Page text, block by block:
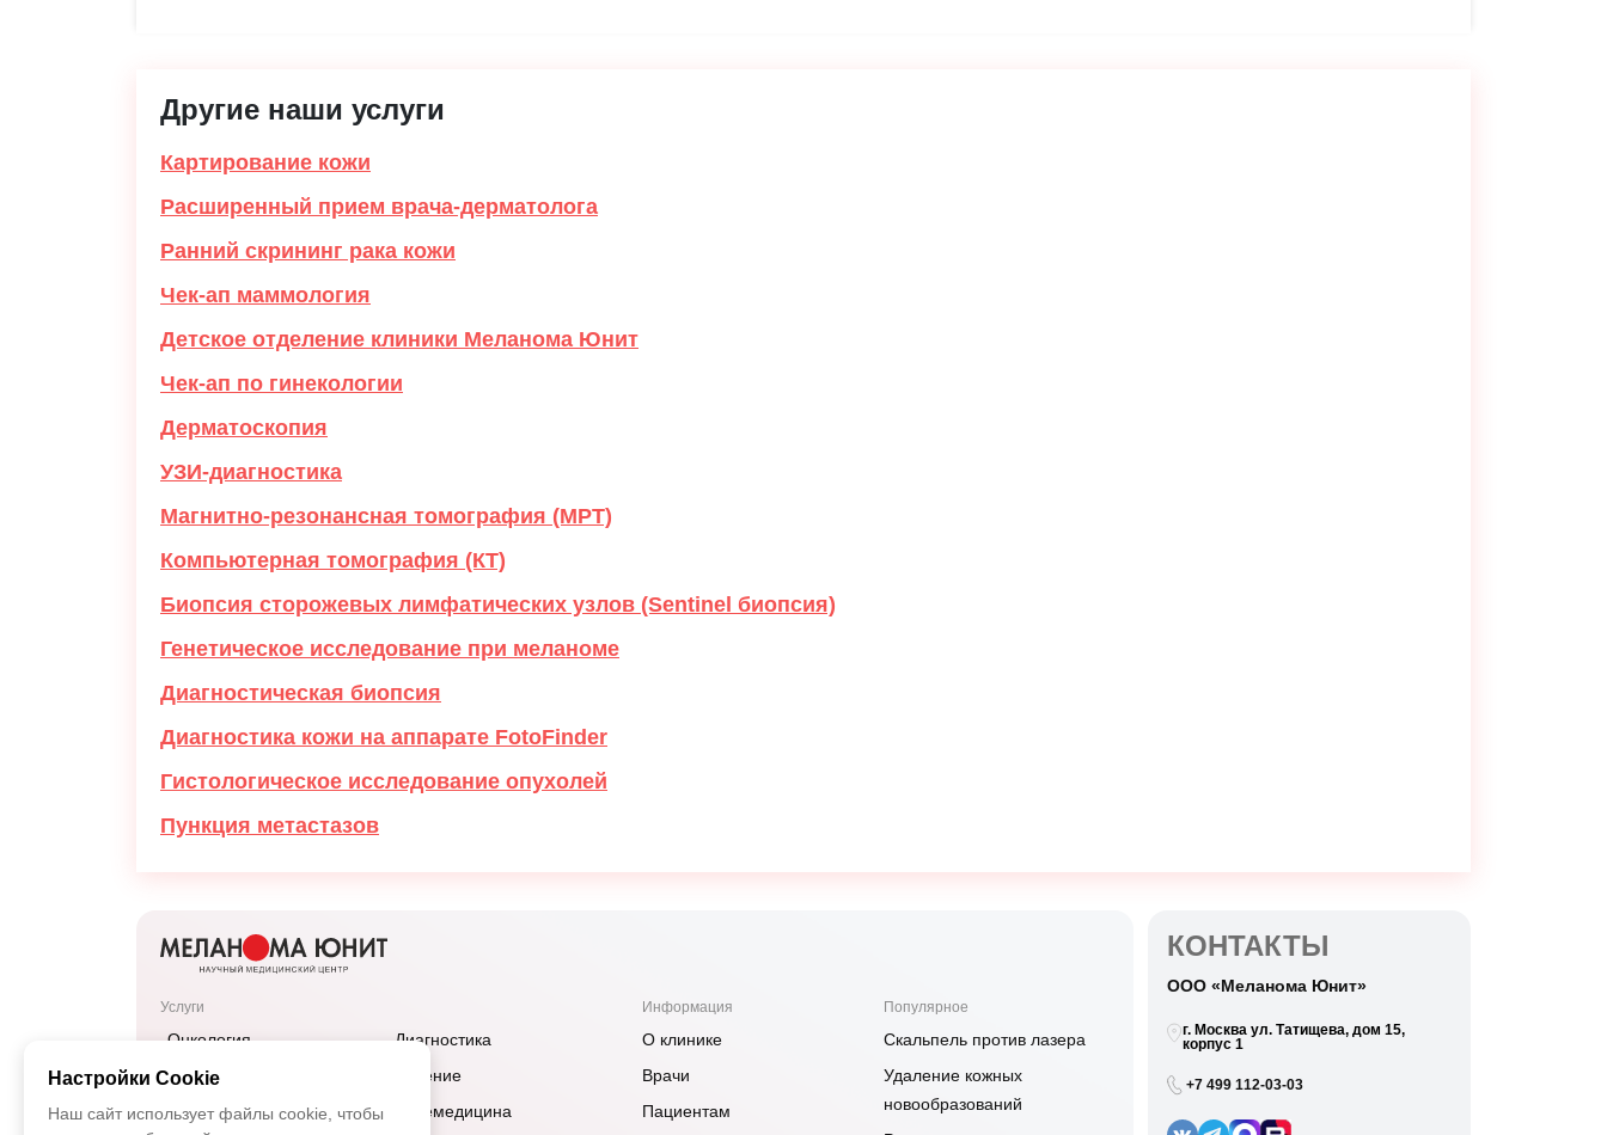
Другие наши услуги
Картирование кожи
Расширенный прием врача-дерматолога
Ранний скрининг рака кожи
Чек-ап маммология
Детское отделение клиники Меланома Юнит
Чек-ап по гинекологии
Дерматоскопия
УЗИ-диагностика
Магнитно-резонансная томография (МРТ)
Компьютерная томография (КТ)
Биопсия сторожевых лимфатических узлов (Sentinel биопсия)
Генетическое исследование при меланоме
Диагностическая биопсия
Диагностика кожи на аппарате FotoFinder
Гистологическое исследование опухолей
Пункция метастазов
Услуги
Онкология
Дерматология
Эндокринология
Диагностика
Лечение
Телемедицина
Информация
О клинике
Врачи
Пациентам
Популярное
Скальпель против лазера
Удаление кожных
новообразований
КОНТАКТЫ
ООО «Меланома Юнит»
г. Москва ул. Татищева, дом 15,
корпус 1
+7 499 112-03-03
Настройки Cookie
Наш сайт использует файлы cookie, чтобы